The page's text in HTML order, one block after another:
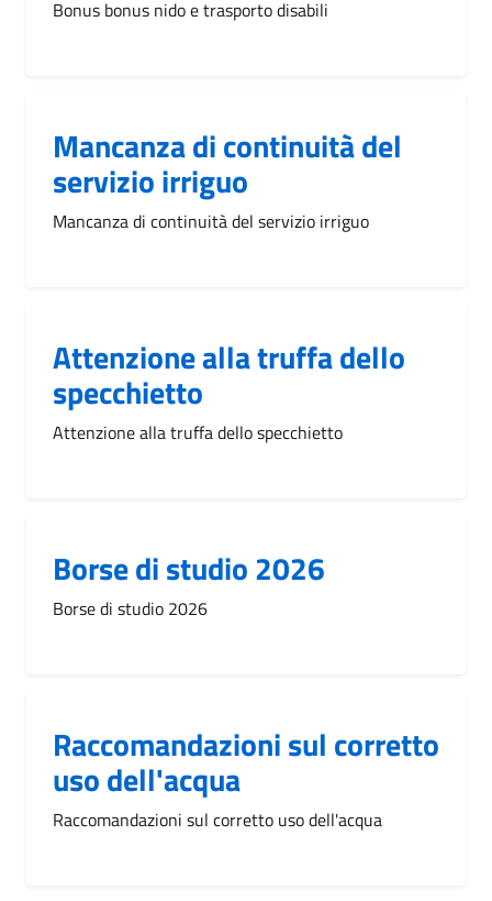
Bonus bonus nido e trasporto disabili
Mancanza di continuità del
servizio irriguo
Mancanza di continuità del servizio irriguo
Attenzione alla truffa dello
specchietto
Attenzione alla truffa dello specchietto
Borse di studio 2026
Borse di studio 2026
Raccomandazioni sul corretto
uso dell'acqua
Raccomandazioni sul corretto uso dell'acqua